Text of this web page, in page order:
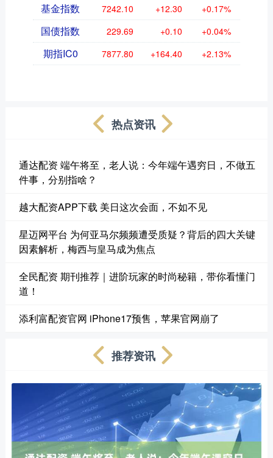
基金指数 7242.10 +12.30 +0.17%
国债指数 229.69 +0.10 +0.04%
期指IC0 7877.80 +164.40 +2.13%
热点资讯
通达配资 端午将至，老人说：今年端午遇穷日，不做五
件事，分别指啥？
越大配资APP下载 美日这次会面，不如不见
星迈网平台 为何亚马尔频频遭受质疑？背后的四大关键
因素解析，梅西与皇马成为焦点
全民配资 期刊推荐｜进阶玩家的时尚秘籍，带你看懂门
道！
添利富配资官网 iPhone17预售，苹果官网崩了
推荐资讯